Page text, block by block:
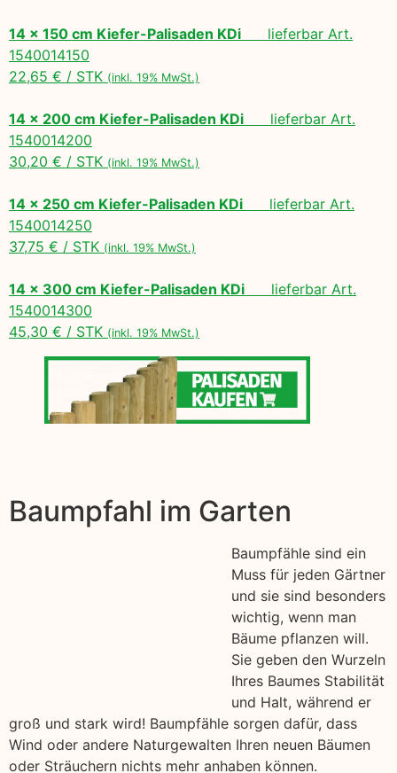
14 x 150 cm Kiefer-Palisaden KDi lieferbar Art.
1540014150
22,65 € / STK (inkl. 19% MwSt.)
14 x 200 cm Kiefer-Palisaden KDi lieferbar Art.
1540014200
30,20 € / STK (inkl. 19% MwSt.)
14 x 250 cm Kiefer-Palisaden KDi lieferbar Art.
1540014250
37,75 € / STK (inkl. 19% MwSt.)
14 x 300 cm Kiefer-Palisaden KDi lieferbar Art.
1540014300
45,30 € / STK (inkl. 19% MwSt.)
Baumpfahl im Garten
Baumpfähle sind ein
Muss für jeden Gärtner
und sie sind besonders
wichtig, wenn man
Bäume pflanzen will.
Sie geben den Wurzeln
Ihres Baumes Stabilität
und Halt, während er
groß und stark wird! Baumpfähle sorgen dafür, dass
Wind oder andere Naturgewalten Ihren neuen Bäumen
oder Sträuchern nichts mehr anhaben können.